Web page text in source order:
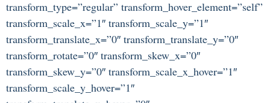
transform_type=”regular” transform_hover_element=”self”
transform_scale_x=”1″ transform_scale_y=”1″
transform_translate_x=”0″ transform_translate_y=”0″
transform_rotate=”0″ transform_skew_x=”0″
transform_skew_y=”0″ transform_scale_x_hover=”1″
transform_scale_y_hover=”1″